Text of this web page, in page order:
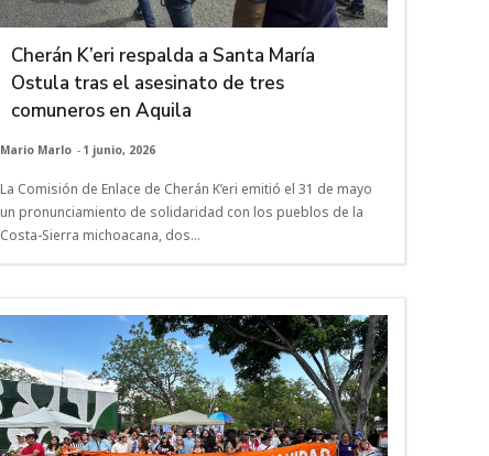
Cherán K’eri respalda a Santa María
Ostula tras el asesinato de tres
comuneros en Aquila
Mario Marlo - 1 junio, 2026
La Comisión de Enlace de Cherán K’eri emitió el 31 de mayo
un pronunciamiento de solidaridad con los pueblos de la
Costa-Sierra michoacana, dos...